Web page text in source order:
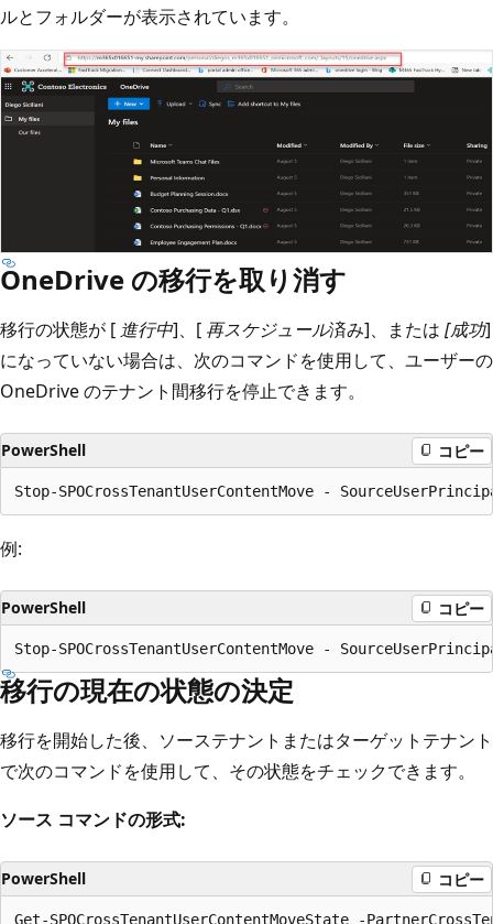
ルとフォルダーが表示されています。
OneDrive の移行を取り消す
移行の状態が [ 進行中]、[ 再スケジュール済み]、または [成功]
になっていない場合は、次のコマンドを使用して、ユーザーの
OneDrive のテナント間移行を停止できます。
PowerShell コピー
例:
PowerShell コピー
移行の現在の状態の決定
移行を開始した後、ソーステナントまたはターゲットテナント
で次のコマンドを使用して、その状態をチェックできます。
ソース コマンドの形式:
PowerShell コピー